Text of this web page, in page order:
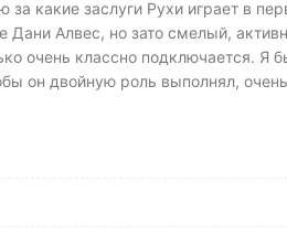
за какие заслуги Рухи играет в
Дани Алвес, но зато смелый,
очень классно подключается. Я
он двойную роль выполнял,